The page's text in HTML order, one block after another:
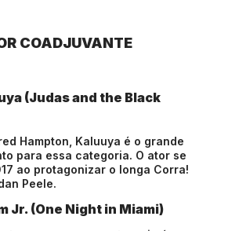
COADJUVANTE
(Judas and the Black
Hampton, Kaluuya é o grande
para essa categoria. O ator se
ao protagonizar o longa Corra!
Peele.
Jr. (One Night in Miami)